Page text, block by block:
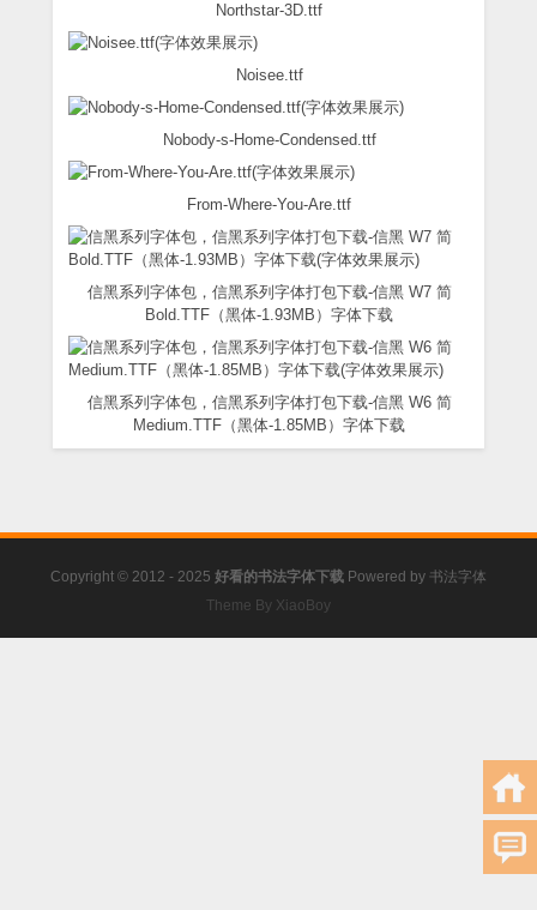
Northstar-3D.ttf
Noisee.ttf
Nobody-s-Home-Condensed.ttf
From-Where-You-Are.ttf
信黑系列字体包，信黑系列字体打包下载-信黑 W7 简
Bold.TTF（黑体-1.93MB）字体下载
信黑系列字体包，信黑系列字体打包下载-信黑 W6 简
Medium.TTF（黑体-1.85MB）字体下载
Copyright © 2012 - 2025 好看的书法字体下载 Powered by 书法字体
Theme By XiaoBoy